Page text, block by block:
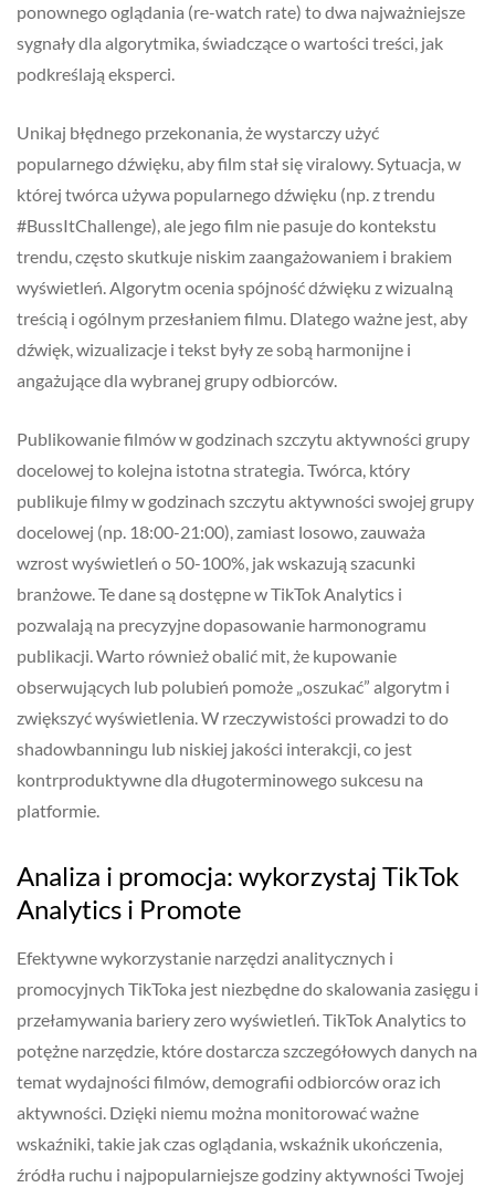
ponownego oglądania (re-watch rate) to dwa najważniejsze
sygnały dla algorytmika, świadczące o wartości treści, jak
podkreślają eksperci.
Unikaj błędnego przekonania, że wystarczy użyć
popularnego dźwięku, aby film stał się viralowy. Sytuacja, w
której twórca używa popularnego dźwięku (np. z trendu
#BussItChallenge), ale jego film nie pasuje do kontekstu
trendu, często skutkuje niskim zaangażowaniem i brakiem
wyświetleń. Algorytm ocenia spójność dźwięku z wizualną
treścią i ogólnym przesłaniem filmu. Dlatego ważne jest, aby
dźwięk, wizualizacje i tekst były ze sobą harmonijne i
angażujące dla wybranej grupy odbiorców.
Publikowanie filmów w godzinach szczytu aktywności grupy
docelowej to kolejna istotna strategia. Twórca, który
publikuje filmy w godzinach szczytu aktywności swojej grupy
docelowej (np. 18:00-21:00), zamiast losowo, zauważa
wzrost wyświetleń o 50-100%, jak wskazują szacunki
branżowe. Te dane są dostępne w TikTok Analytics i
pozwalają na precyzyjne dopasowanie harmonogramu
publikacji. Warto również obalić mit, że kupowanie
obserwujących lub polubień pomoże „oszukać” algorytm i
zwiększyć wyświetlenia. W rzeczywistości prowadzi to do
shadowbanningu lub niskiej jakości interakcji, co jest
kontrproduktywne dla długoterminowego sukcesu na
platformie.
Analiza i promocja: wykorzystaj TikTok
Analytics i Promote
Efektywne wykorzystanie narzędzi analitycznych i
promocyjnych TikToka jest niezbędne do skalowania zasięgu i
przełamywania bariery zero wyświetleń. TikTok Analytics to
potężne narzędzie, które dostarcza szczegółowych danych na
temat wydajności filmów, demografii odbiorców oraz ich
aktywności. Dzięki niemu można monitorować ważne
wskaźniki, takie jak czas oglądania, wskaźnik ukończenia,
źródła ruchu i najpopularniejsze godziny aktywności Twojej